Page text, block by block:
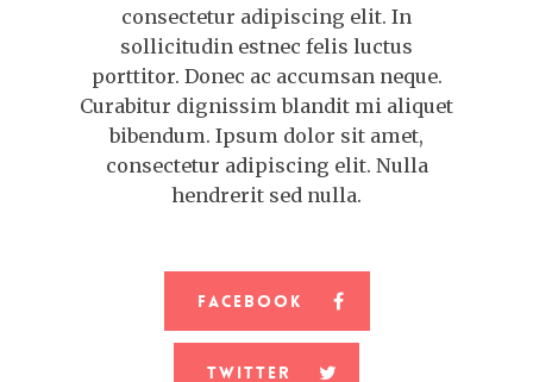
consectetur adipiscing elit. In
sollicitudin estnec felis luctus
porttitor. Donec ac accumsan neque.
Curabitur dignissim blandit mi aliquet
bibendum. Ipsum dolor sit amet,
consectetur adipiscing elit. Nulla
hendrerit sed nulla.
Facebook
Twitter